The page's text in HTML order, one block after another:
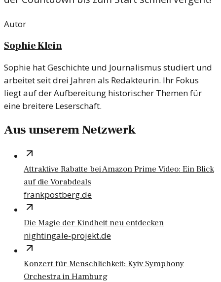
Autor
Sophie Klein
Sophie hat Geschichte und Journalismus studiert und
arbeitet seit drei Jahren als Redakteurin. Ihr Fokus
liegt auf der Aufbereitung historischer Themen für
eine breitere Leserschaft.
Aus unserem Netzwerk
Attraktive Rabatte bei Amazon Prime Video: Ein Blick
auf die Vorabdeals
frankpostberg.de
Die Magie der Kindheit neu entdecken
nightingale-projekt.de
Konzert für Menschlichkeit: Kyiv Symphony
Orchestra in Hamburg